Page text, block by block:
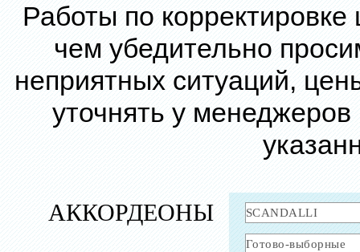
Работы по
чем убедительно
неприятных ситуаций,
уточнять у
АККОРДЕОНЫ